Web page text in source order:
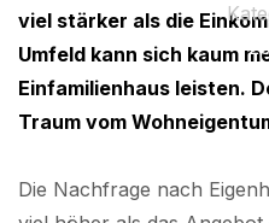
viel stärker als die
Umfeld kann sich kaum
Einfamilienhaus leisten.
Traum vom
Die Nachfrage nach